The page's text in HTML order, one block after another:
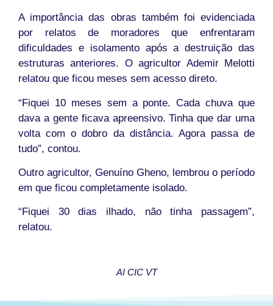
A importância das obras também foi evidenciada
por relatos de moradores que enfrentaram
dificuldades e isolamento após a destruição das
estruturas anteriores. O agricultor Ademir Melotti
relatou que ficou meses sem acesso direto.
“Fiquei 10 meses sem a ponte. Cada chuva que
dava a gente ficava apreensivo. Tinha que dar uma
volta com o dobro da distância. Agora passa de
tudo”, contou.
Outro agricultor, Genuíno Gheno, lembrou o período
em que ficou completamente isolado.
“Fiquei 30 dias ilhado, não tinha passagem”,
relatou.
AI CIC VT